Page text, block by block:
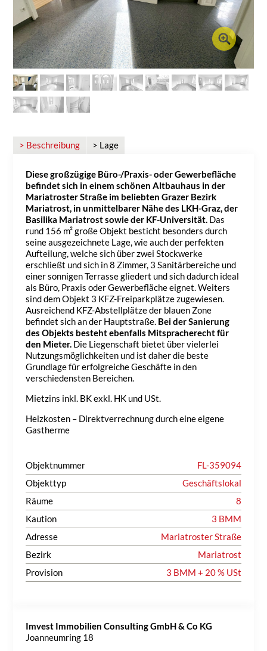
> Beschreibung > Lage
Diese großzügige Büro-/Praxis- oder Gewerbefläche
befindet sich in einem schönen Altbauhaus in der
Mariatroster Straße im beliebten Grazer Bezirk
Mariatrost, in unmittelbarer Nähe des LKH-Graz, der
Basilika Mariatrost sowie der KF-Universität.Das
rund 156 m² große Objekt besticht besonders durch
seine ausgezeichnete Lage, wie auch der perfekten
Aufteilung, welche sich über zwei Stockwerke
erschließt und sich in 8 Zimmer, 3 Sanitärbereiche und
einer sonnigen Terrasse gliedert und sich dadurch ideal
als Büro, Praxis oder Gewerbefläche eignet. Weiters
sind dem Objekt 3 KFZ-Freiparkplätze zugewiesen.
Ausreichend KFZ-Abstellplätze der blauen Zone
befindet sich an der Hauptstraße. Bei der Sanierung
des Objekts besteht ebenfalls Mitspracherecht für
den Mieter.Die Liegenschaft bietet über vielerlei
Nutzungsmöglichkeiten und ist daher die beste
Grundlage für erfolgreiche Geschäfte in den
verschiedensten Bereichen.
Mietzins inkl. BK exkl. HK und USt.
Heizkosten – Direktverrechnung durch eine eigene
Gastherme
Objektnummer
FL-359094
Objekttyp
Geschäftslokal
Räume
8
Kaution
3 BMM
Adresse
Mariatroster Straße
Bezirk
Mariatrost
Provision
3 BMM + 20 % USt
Imvest Immobilien Consulting GmbH & Co KG
Joanneumring 18